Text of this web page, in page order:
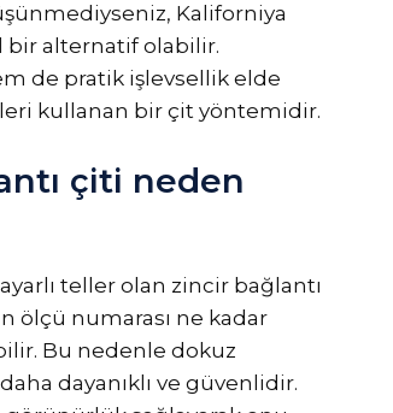
Kaliforniya
bir alternatif olabilir.
de pratik işlevsellik elde
kullanan bir çit yöntemidir.
çiti neden
teller olan zincir bağlantı
ölçü numarası ne kadar
Bu nedenle dokuz
dayanıklı ve güvenlidir.